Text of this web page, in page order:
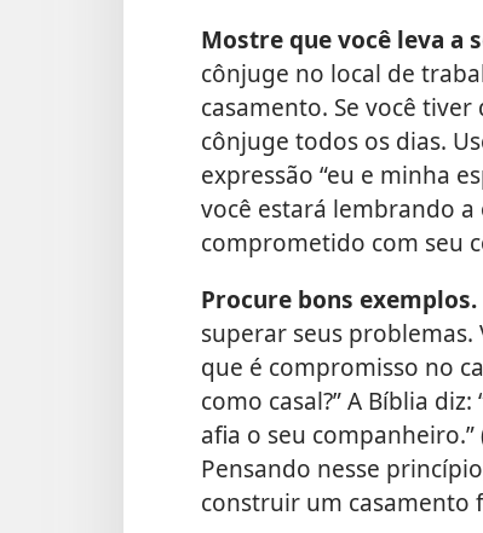
Mostre que você leva a
cônjuge no local de
casamento. Se você
cônjuge todos os dias.
expressão “eu e minha
você estará lembrando
comprometido com seu
Procure bons exemplos.
superar seus problemas.
que é compromisso no
como casal?” A Bíblia
afia o seu companheiro.”
Pensando nesse
construir um casamento